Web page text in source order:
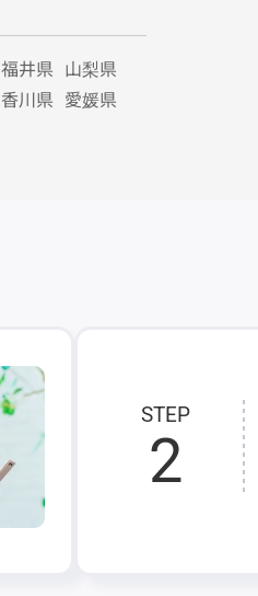
福井県 山梨県
香川県 愛媛県
STEP
2